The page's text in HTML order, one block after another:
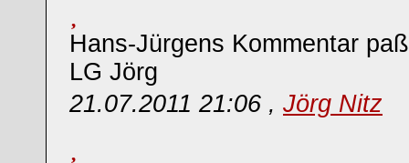
Hans-Jürgens Kommentar
LG Jörg
21.07.2011 21:06 , Jörg Nitz